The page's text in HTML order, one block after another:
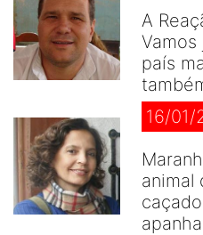
A
país
16/01/
animal